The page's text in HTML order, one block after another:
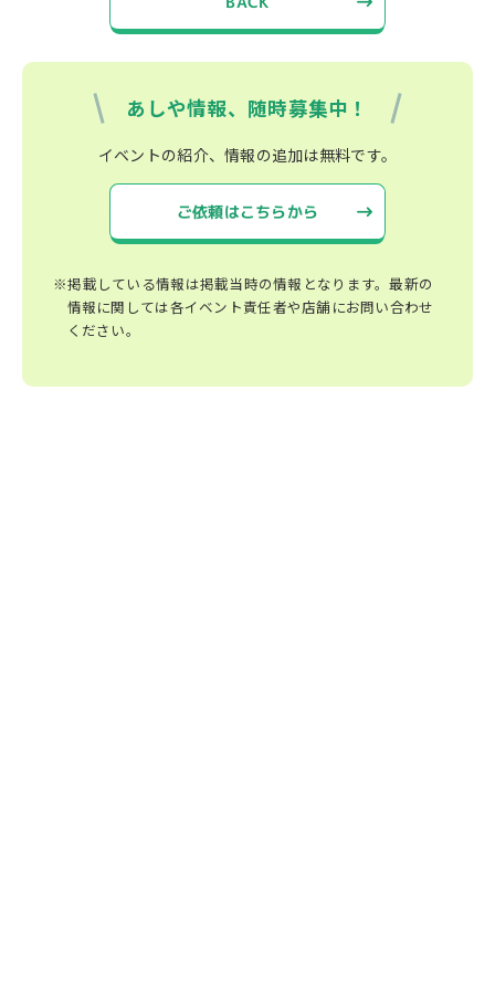
あしや情報、随時募集中！
イベントの紹介、情報の追加は無料です。
ご依頼はこちらから
※掲載している情報は掲載当時の情報となります。最新の
情報に関しては各イベント責任者や店舗にお問い合わせ
ください。